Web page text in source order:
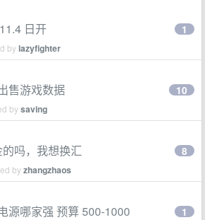
日开
bylazyfighter
1
售游戏数据
bysaving
10
吗，我想换汇
byzhangzhaos
8
源哪家强 预算 500-1000 1